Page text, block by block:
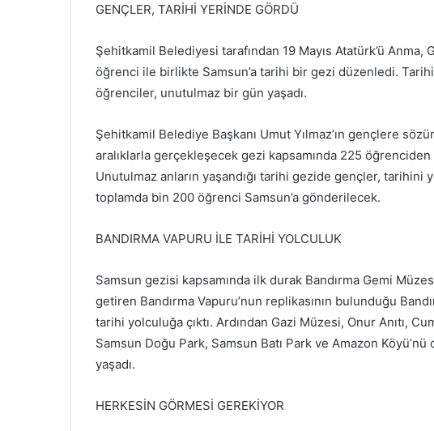
GENÇLER, TARİHİ YERİNDE GÖRDÜ
Şehitkamil Belediyesi tarafından 19 Mayıs Atatürk’ü Anma,
öğrenci ile birlikte Samsun’a tarihi bir gezi düzenledi.
öğrenciler, unutulmaz bir gün yaşadı.
Şehitkamil Belediye Başkanı Umut Yılmaz’ın gençlere
aralıklarla gerçekleşecek gezi kapsamında 225 öğrenciden
Unutulmaz anların yaşandığı tarihi gezide gençler, tarihini
toplamda bin 200 öğrenci Samsun’a gönderilecek.
BANDIRMA VAPURU İLE TARİHİ YOLCULUK
Samsun gezisi kapsamında ilk durak Bandırma Gemi
getiren Bandırma Vapuru’nun replikasının bulunduğu
tarihi yolculuğa çıktı. Ardından Gazi Müzesi, Onur Anıtı,
Samsun Doğu Park, Samsun Batı Park ve Amazon
yaşadı.
HERKESİN GÖRMESİ GEREKİYOR